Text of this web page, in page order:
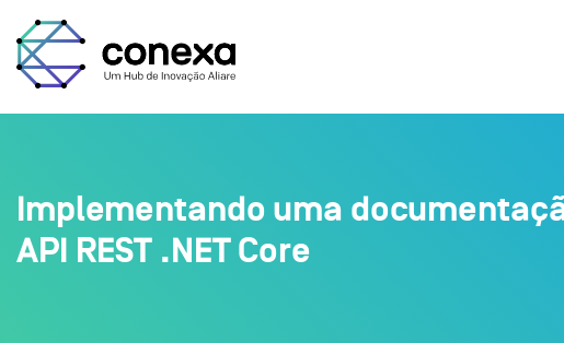
Implementando uma
API REST .NET Core